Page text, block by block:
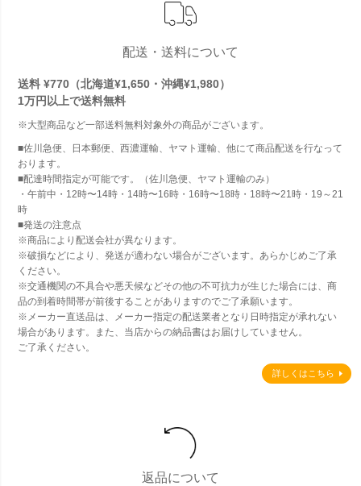
配送・送料について
送料 ¥770（北海道¥1,650・沖縄¥1,980）
1万円以上で送料無料
※大型商品など一部送料無料対象外の商品がございます。
■佐川急便、日本郵便、西濃運輸、ヤマト運輸、他にて商品配送を行なって
おります。
■配達時間指定が可能です。（佐川急便、ヤマト運輸のみ）
・午前中・12時〜14時・14時〜16時・16時〜18時・18時〜21時・19～21
時
■発送の注意点
※商品により配送会社が異なります。
※破損などにより、発送が適わない場合がございます。あらかじめご了承
ください。
※交通機関の不具合や悪天候などその他の不可抗力が生じた場合には、商
品の到着時間帯が前後することがありますのでご了承願います。
※メーカー直送品は、メーカー指定の配送業者となり日時指定が承れない
場合があります。また、当店からの納品書はお届けしていません。
ご了承ください。
詳しくはこちら
返品について